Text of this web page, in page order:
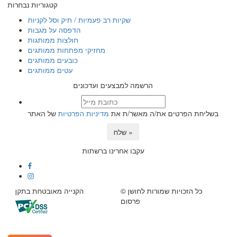
קטגוריות נבחרות
שקיות רב פעמיות / תיק וסל לקניות
הדפסה על מגבות
חולצות ממותגות
מחזיקי מפתחות ממותגים
כובעים ממותגים
עטים ממותגים
הרשמה למבצעים ועדכונים
בשליחת הפרטים את/ה מאשר/ת את מדיניות הפרטיות של האתר
שלח »
עקבו אחרינו ברשתות
© כל הזכויות שמורות לחושן
פרסום
הקנייה מאובטחת בתקן